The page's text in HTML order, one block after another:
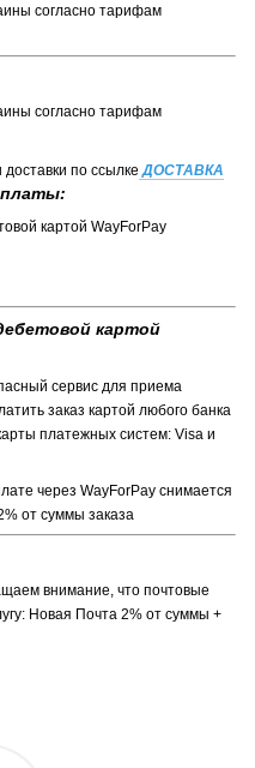
согласно тарифам
согласно тарифам
по ссылке ДОСТАВКА
картой WayForPay
картой
сервис для приема
заказ картой любого банка
платежных систем: Visa и
через WayForPay снимается
от суммы заказа
внимание, что почтовые
Новая Почта 2% от суммы +